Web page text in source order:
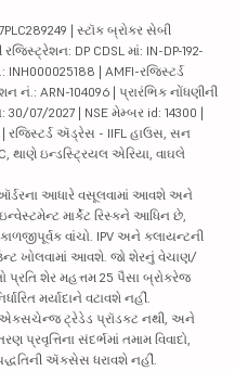
| સ્ટૉક બ્રોકર સેબી
DP CDSL માં: IN-DP-192-
| AMFI-રજિસ્ટર્ડ
ARN-104096 | પ્રારંભિક નોંધણીની
30/07/2027 | NSE મેમ્બર id: 14300 |
| રજિસ્ટર્ડ ઍડ્રેસ - IIFL હાઉસ, સન
થાણે ઇન્ડસ્ટ્રિયલ એરિયા, વાઘલે
આધારે વસૂલવામાં આવશે અને
ઇન્વેસ્ટમેન્ટ માર્કેટ રિસ્કને આધિન છે,
વાંચો. IPV અને ક્લાયન્ટની
ખોલવામાં આવશે. જો શેરનું વેચાણ/
શેર મહત્તમ 25 પૈસા બ્રોકરેજ
મર્યાદાને વટાવશે નહીં.
ટ્રેડેડ પ્રૉડક્ટ નથી, અને
પ્રવૃત્તિના સંદર્ભમાં તમામ વિવાદો,
ઍક્સેસ ધરાવશે નહીં.